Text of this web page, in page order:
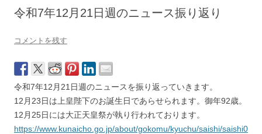
令和7年12月21日週のニュース振り返り
コメントを残す
令和7年12月21日週のニュースを振り返っていきます。
12月23日は上皇陛下のお誕生日であらせられます。御年92歳。
12月25日には大正天皇祭が執り行われております。
https://www.kunaicho.go.jp/about/gokomu/kyuchu/saishi/saishi0